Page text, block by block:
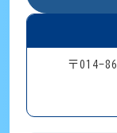
〒014-